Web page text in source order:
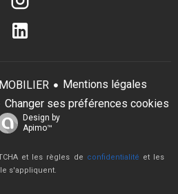
Mentions légales
Changer ses préférences cookies
Design by
Apimo™
et les règles de confidentialité et les
s'appliquent.